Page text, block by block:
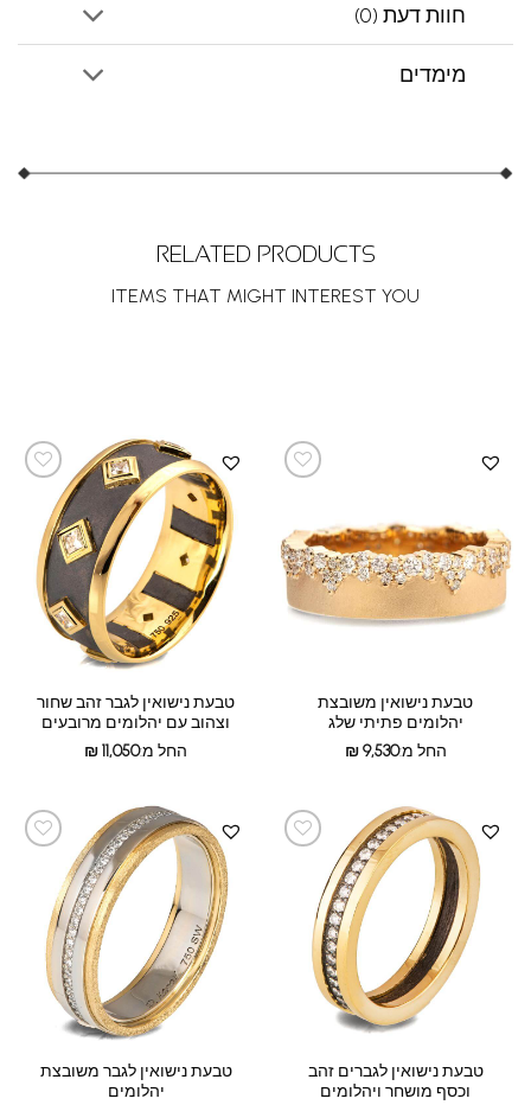
חוות דעת (0)
מימדים
RELATED PRODUCTS
ITEMS THAT MIGHT INTEREST YOU
טבעת נישואין משובצת
יהלומים פתיתי שלג
החל מ:
₪9,530
טבעת נישואין לגבר זהב שחור
וצהוב עם יהלומים מרובעים
החל מ:
₪11,050
טבעת נישואין לגברים זהב
וכסף מושחר ויהלומים
טבעת נישואין לגבר משובצת
יהלומים